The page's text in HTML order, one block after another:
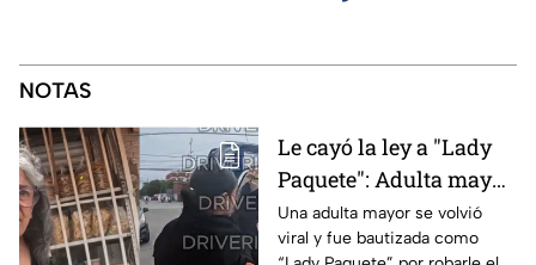
NOTAS
Le cayó la ley a "Lady
Paquete": Adulta mayor
le roba celular a
repartidor y la policía
Una adulta mayor se volvió
viral y fue bautizada como